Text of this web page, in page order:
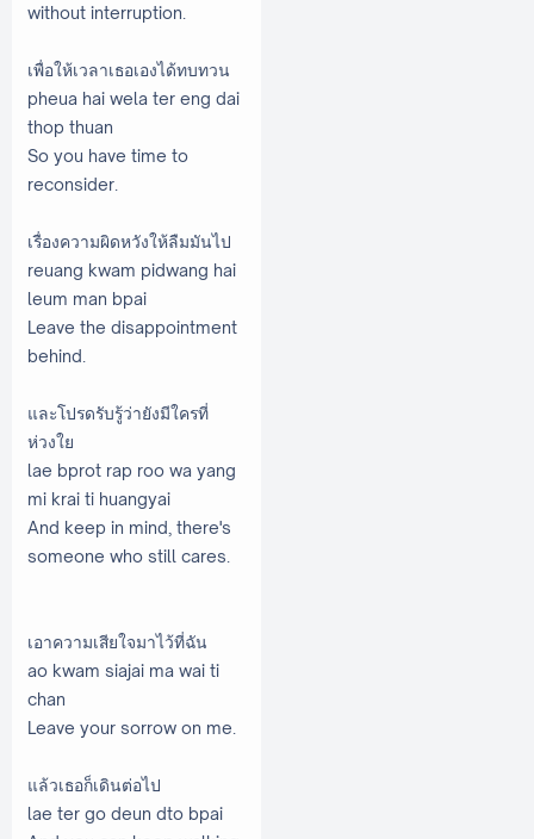
without interruption.
เพื่อให้เวลาเธอเองได้ทบทวน
pheua hai wela ter eng dai
thop thuan
So you have time to
reconsider.
เรื่องความผิดหวังให้ลืมมันไป
reuang kwam pidwang hai
leum man bpai
Leave the disappointment
behind.
และโปรดรับรู้ว่ายังมีใครที่
ห่วงใย
lae bprot rap roo wa yang
mi krai ti huangyai
And keep in mind, there's
someone who still cares.
เอาความเสียใจมาไว้ที่ฉัน
ao kwam siajai ma wai ti
chan
Leave your sorrow on me.
แล้วเธอก็เดินต่อไป
lae ter go deun dto bpai